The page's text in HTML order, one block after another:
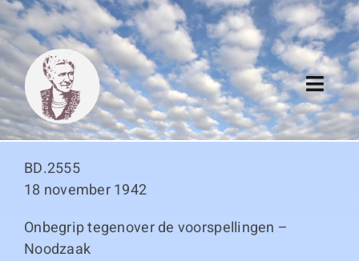
Skip
to
content
Algemeen
Thema boeken
BD.2555
18 november 1942
Onbegrip tegenover de voorspellingen –
Noodzaak